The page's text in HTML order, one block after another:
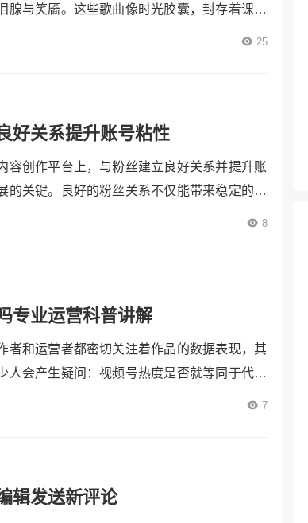
腺与笑靥。这些歌曲像时光胶囊，封存着课桌
25
好关系提升账号粘性
容创作平台上，与粉丝建立良好关系并提升账
的关键。良好的粉丝关系不仅能带来稳定的流
8
专业运营科普讲解
者和运营者都密切关注着作品的数据表现，其
人会产生疑问：视频号热度是否就等同于代表
7
辑发送新评论